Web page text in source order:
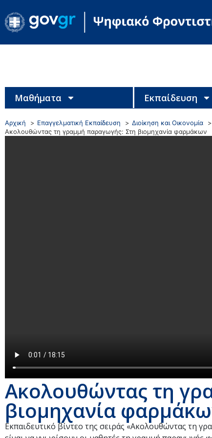
Μαθήματα Εκπαίδευση
Αρχική Επαγγελματική Εκπαίδευση Διοίκηση και Οικονομία
Ακολουθώντας τη γραμμή παραγωγής: Στη βιομηχανία φαρμάκων
Ακολουθώντας τη
βιομηχανία
Εκπαιδευτικό βίντεο της σειράς «Ακολουθώντας τη